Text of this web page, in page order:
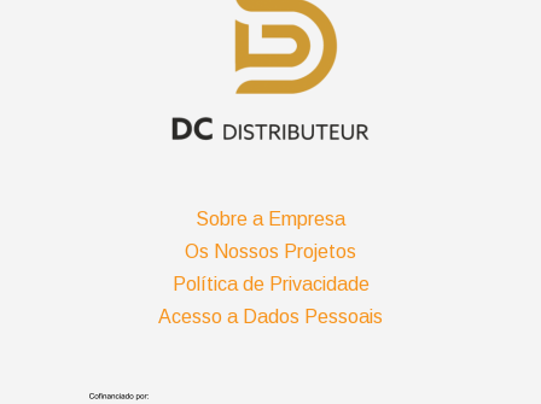
Sobre a Empresa
Os Nossos Projetos
Política de Privacidade
Acesso a Dados Pessoais